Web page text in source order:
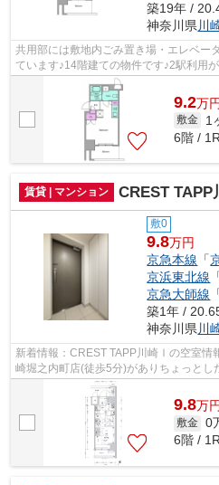
築19年 /
神奈川県 川
共用部には敷地内ごみ置き場・エレベー
ています♪14階建ての物件です♪2駅利用
ンションです♪造りとデザインに関して...
9.2万
敷金 1
6階 /
賃貸 | マンション CREST TAPP
敷0
9.8万円
京急本線 「
京浜東北線
京急大師線
築1年 /
神奈川県 川
新着情報：CREST TAPP川崎Ⅰの空室情
崎堀之内町店(徒歩5分)がありちょっとし
どんな暮らしを実現していきたいですか...
9.8万円
敷金 0
6階 /